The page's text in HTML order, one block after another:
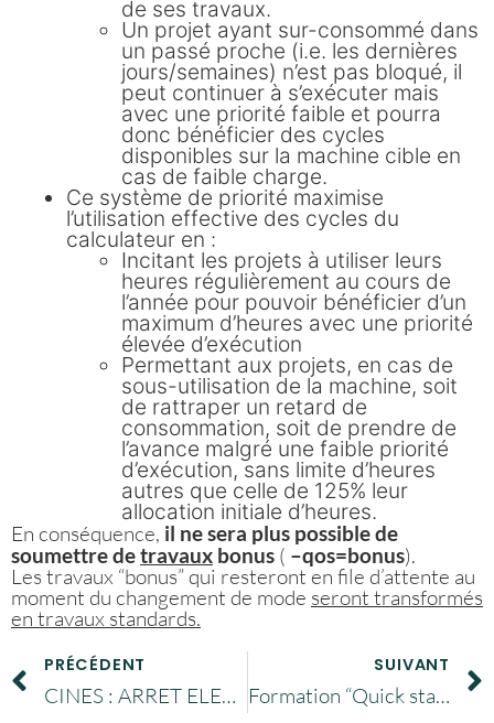
de ses travaux.
Un projet ayant sur-consommé dans
un passé proche (i.e. les dernières
jours/semaines) n’est pas bloqué, il
peut continuer à s’exécuter mais
avec une priorité faible et pourra
donc bénéficier des cycles
disponibles sur la machine cible en
cas de faible charge.
Ce système de priorité maximise
l’utilisation effective des cycles du
calculateur en :
Incitant les projets à utiliser leurs
heures régulièrement au cours de
l’année pour pouvoir bénéficier d’un
maximum d’heures avec une priorité
élevée d’exécution
Permettant aux projets, en cas de
sous-utilisation de la machine, soit
de rattraper un retard de
consommation, soit de prendre de
l’avance malgré une faible priorité
d’exécution, sans limite d’heures
autres que celle de 125% leur
allocation initiale d’heures.
En conséquence, il ne sera plus possible de
soumettre detravaux bonus ( –qos=bonus).
Les travaux “bonus” qui resteront en file d’attente au
moment du changement de mode seront transformés
en travaux standards.
PRÉCÉDENT
CINES : ARRET ELECTRIQUE des 5 et 6 Novembre 2019
SUIVANT
Formation “Quick start Occigen” au CINES